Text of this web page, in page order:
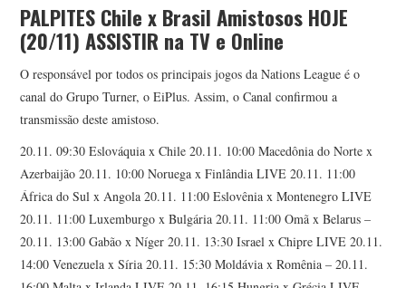
PALPITES Chile x Brasil Amistosos HOJE
(20/11) ASSISTIR na TV e Online
O responsável por todos os principais jogos da Nations League é o
canal do Grupo Turner, o EiPlus. Assim, o Canal confirmou a
transmissão deste amistoso.
20.11. 09:30 Eslováquia x Chile 20.11. 10:00 Macedônia do Norte x
Azerbaijão 20.11. 10:00 Noruega x Finlândia LIVE 20.11. 11:00
África do Sul x Angola 20.11. 11:00 Eslovênia x Montenegro LIVE
20.11. 11:00 Luxemburgo x Bulgária 20.11. 11:00 Omã x Belarus –
20.11. 13:00 Gabão x Níger 20.11. 13:30 Israel x Chipre LIVE 20.11.
14:00 Venezuela x Síria 20.11. 15:30 Moldávia x Romênia – 20.11.